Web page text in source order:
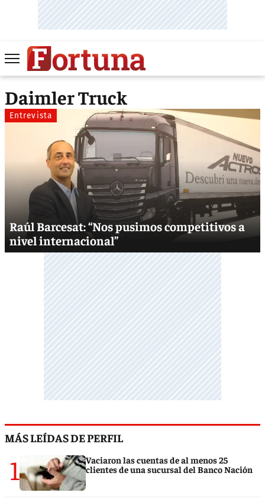
Daimler Truck
Entrevista
Raúl Barcesat: “Nos pusimos competitivos a
nivel internacional”
MÁS LEÍDAS DE PERFIL
1
Vaciaron las cuentas de al menos 25
clientes de una sucursal del Banco Nación